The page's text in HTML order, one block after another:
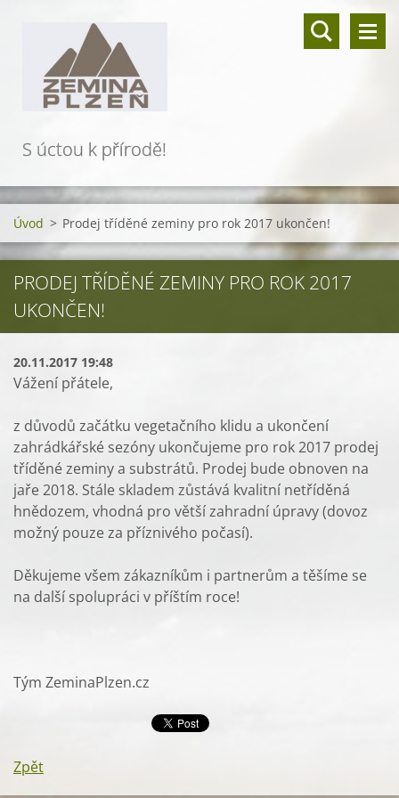
S úctou k přírodě!
Úvod > Prodej tříděné zeminy pro rok 2017 ukončen!
PRODEJ TŘÍDĚNÉ ZEMINY PRO ROK 2017
UKONČEN!
20.11.2017 19:48
Vážení přátele,
z důvodů začátku vegetačního klidu a ukončení
zahrádkářské sezóny ukončujeme pro rok 2017 prodej
tříděné zeminy a substrátů. Prodej bude obnoven na
jaře 2018. Stále skladem zůstává kvalitní netříděná
hnědozem, vhodná pro větší zahradní úpravy (dovoz
možný pouze za příznivého počasí).
Děkujeme všem zákazníkům i partnerům a těšíme se
na další spolupráci v příštím roce!
Tým ZeminaPlzen.cz
Zpět